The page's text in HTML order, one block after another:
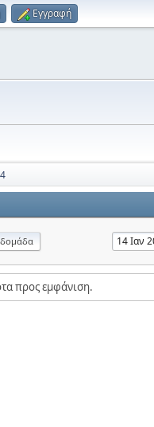
Εγγραφή
προς εμφάνιση.